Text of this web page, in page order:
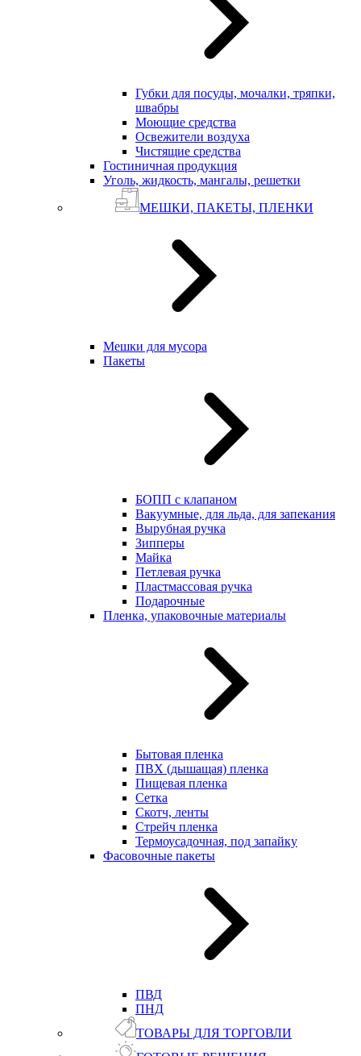
Губки для посуды, мочалки, тряпки,
швабры
Моющие средства
Освежители воздуха
Чистящие средства
Гостиничная продукция
Уголь, жидкость, мангалы, решетки
МЕШКИ, ПАКЕТЫ, ПЛЕНКИ
Мешки для мусора
Пакеты
БОПП с клапаном
Вакуумные, для льда, для запекания
Вырубная ручка
Зипперы
Майка
Петлевая ручка
Пластмассовая ручка
Подарочные
Пленка, упаковочные материалы
Бытовая пленка
ПВХ (дышащая) пленка
Пищевая пленка
Сетка
Скотч, ленты
Стрейч пленка
Термоусадочная, под запайку
Фасовочные пакеты
ПВД
ПНД
ТОВАРЫ ДЛЯ ТОРГОВЛИ